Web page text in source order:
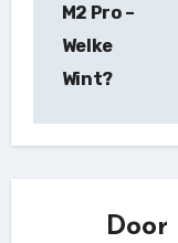
M2 Pro –
Welke
Wint?
Door